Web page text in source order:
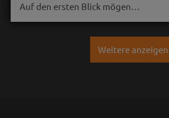
Auf den ersten Blick mögen…
Weitere anzeigen